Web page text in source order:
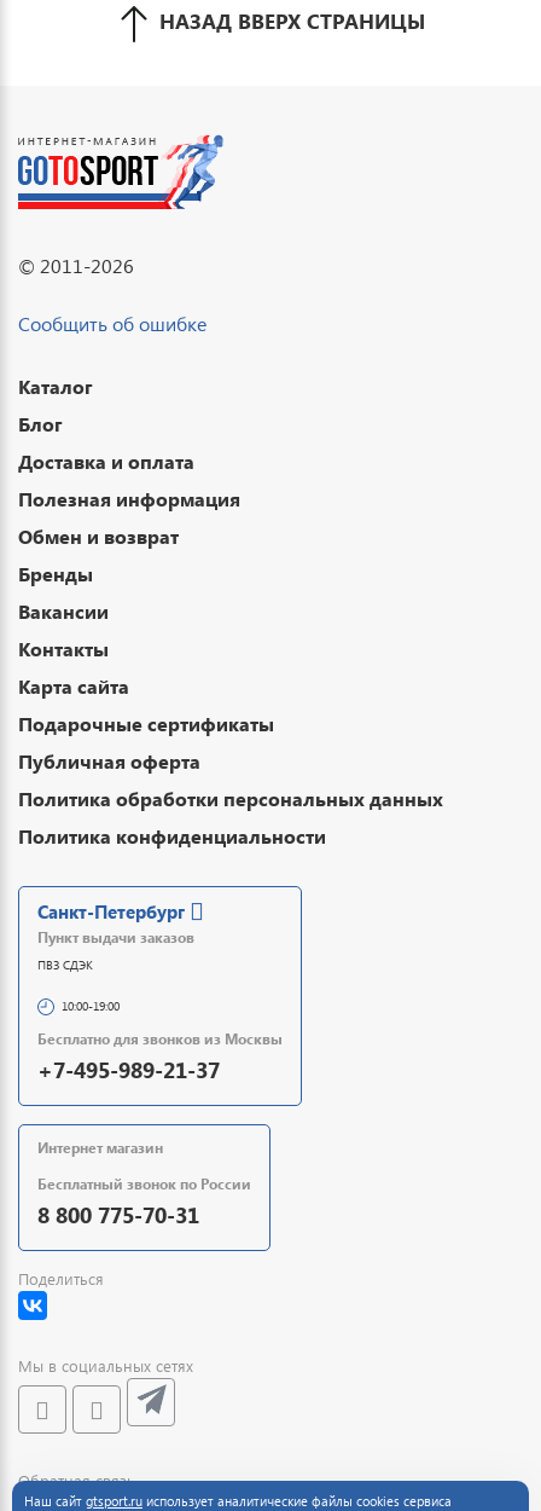
НАЗАД ВВЕРХ СТРАНИЦЫ
© 2011-2026
Сообщить об ошибке
Каталог
Блог
Доставка и оплата
Полезная информация
Обмен и возврат
Бренды
Вакансии
Контакты
Карта сайта
Подарочные сертификаты
Публичная оферта
Политика обработки персональных данных
Политика конфиденциальности
Санкт-Петербург
Пункт выдачи заказов
ПВЗ СДЭК
10:00-19:00
Бесплатно для звонков из Москвы
+7-495-989-21-37
Интернет магазин
Бесплатный звонок по России
8 800 775-70-31
Поделиться
Мы в социальных сетях
Обратная связь
Наш сайт gtsport.ru использует аналитические файлы cookies сервиса